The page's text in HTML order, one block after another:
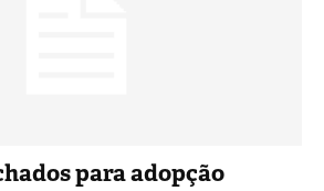
para adopção